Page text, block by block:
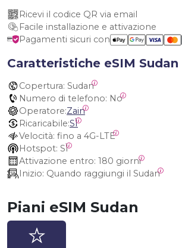
Ricevi il codice QR via email
Facile installazione e attivazione
Pagamenti sicuri con
Caratteristiche eSIM Sudan
Copertura: Sudan
Numero di telefono: No
Operatore:Zain
Ricaricabile:SÌ
Velocità: fino a 4G-LTE
Hotspot: SÌ
Attivazione entro: 180 giorni
Inizio: Quando raggiungi il Sudan
Piani eSIM Sudan